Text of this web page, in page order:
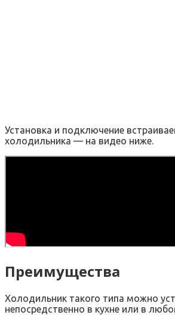
Установка и подключение
холодильника — на видео ниже.
Преимущества
Холодильник такого типа можно
непосредственно в кухне или в